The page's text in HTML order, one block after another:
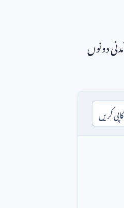
دونوں
کاپی کریں